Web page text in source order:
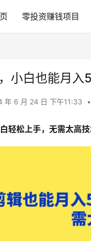
零投资赚钱项目
小白也能月入
年 6 月 24 日 下午11:33 •
轻松上手，无需太高技